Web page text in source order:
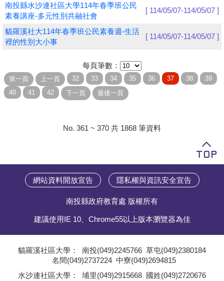
南投縣水沙連社區大學114年春季班公民
素養講座-多元性別共融社會
[ 114/05/07-114/05/07 ]
貓羅溪社大114年春季班公民素養週-生活
裡的性別大小事
[ 114/05/07-114/05/07 ]
每頁筆數：
No. 361 ~ 370 共 1868 筆資料
網站資料開放宣告 隱私權與資訊安全宣告
南投縣政府教育處 版權所有
建議使用IE 10、Chrome55以上版本瀏覽器為佳
貓羅溪社區大學： 南投(049)2245766 草屯(049)2380184
名間(049)2737224 中寮(049)2694815
水沙連社區大學： 埔里(049)2915668 國姓(049)2720676